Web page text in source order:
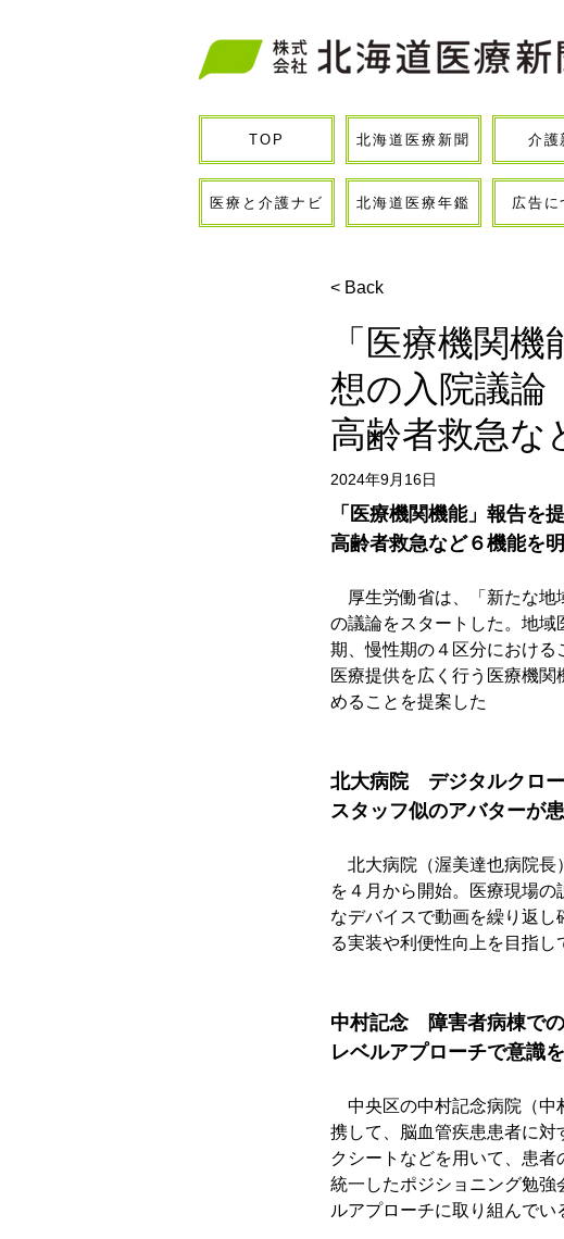
TOP 北海道医療新聞 介護
医療と介護ナビ 北海道医療年鑑 広告に
< Back
「医療機関
想の入院議論
高齢者救急
2024年9月16日
「医療機関機能」報告を
高齢者救急など６機能を
厚生労働省は、「新たな地
の議論をスタートした。地
期、慢性期の４区分における
医療提供を広く行う医療機
めることを提案した
北大病院　デジタルクロ
スタッフ似のアバターが
北大病院（渥美達也病院長
を４月から開始。医療現場
なデバイスで動画を繰り返
る実装や利便性向上を目指し
中村記念　障害者病棟で
レベルアプローチで意識
中央区の中村記念病院（中
携して、脳血管疾患患者に
クシートなどを用いて、患者
統一したポジショニング勉
ルアプローチに取り組んでい